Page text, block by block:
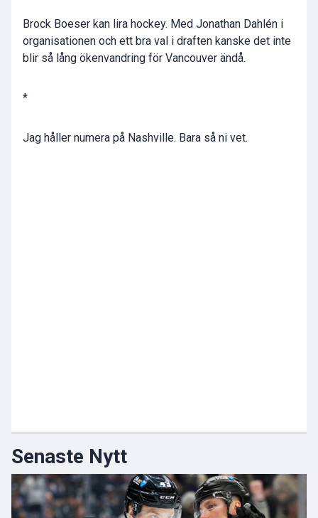
Brock Boeser kan lira hockey. Med Jonathan Dahlén i
organisationen och ett bra val i draften kanske det inte
blir så lång ökenvandring för Vancouver ändå.
*
Jag håller numera på Nashville. Bara så ni vet.
Senaste Nytt